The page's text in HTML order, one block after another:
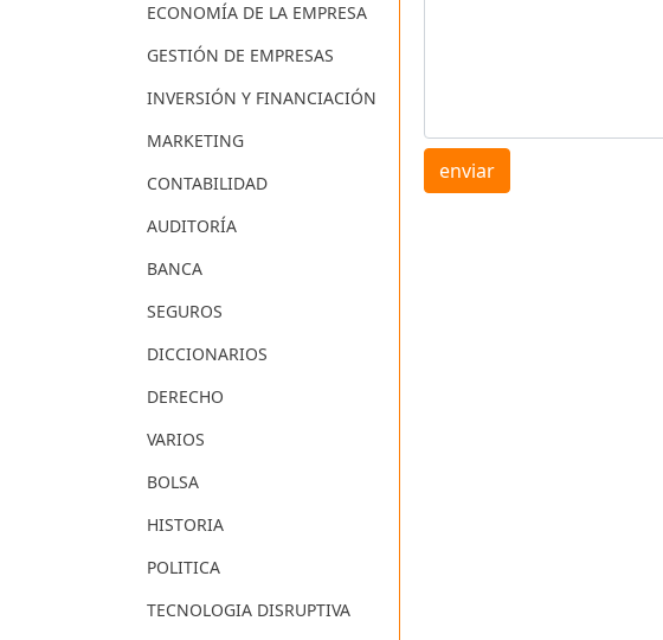
ECONOMÍA DE LA EMPRESA
GESTIÓN DE EMPRESAS
INVERSIÓN Y FINANCIACIÓN
MARKETING
CONTABILIDAD
AUDITORÍA
BANCA
SEGUROS
DICCIONARIOS
DERECHO
VARIOS
BOLSA
HISTORIA
POLITICA
TECNOLOGIA DISRUPTIVA
enviar